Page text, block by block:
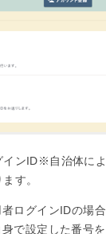
インID※自治体に
す。
ログインIDの場
身で設定した番号